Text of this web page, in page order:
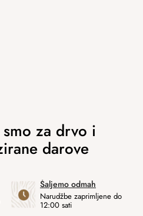
Šaljemo odmah
Narudžbe zaprimljene do
12:00 sati